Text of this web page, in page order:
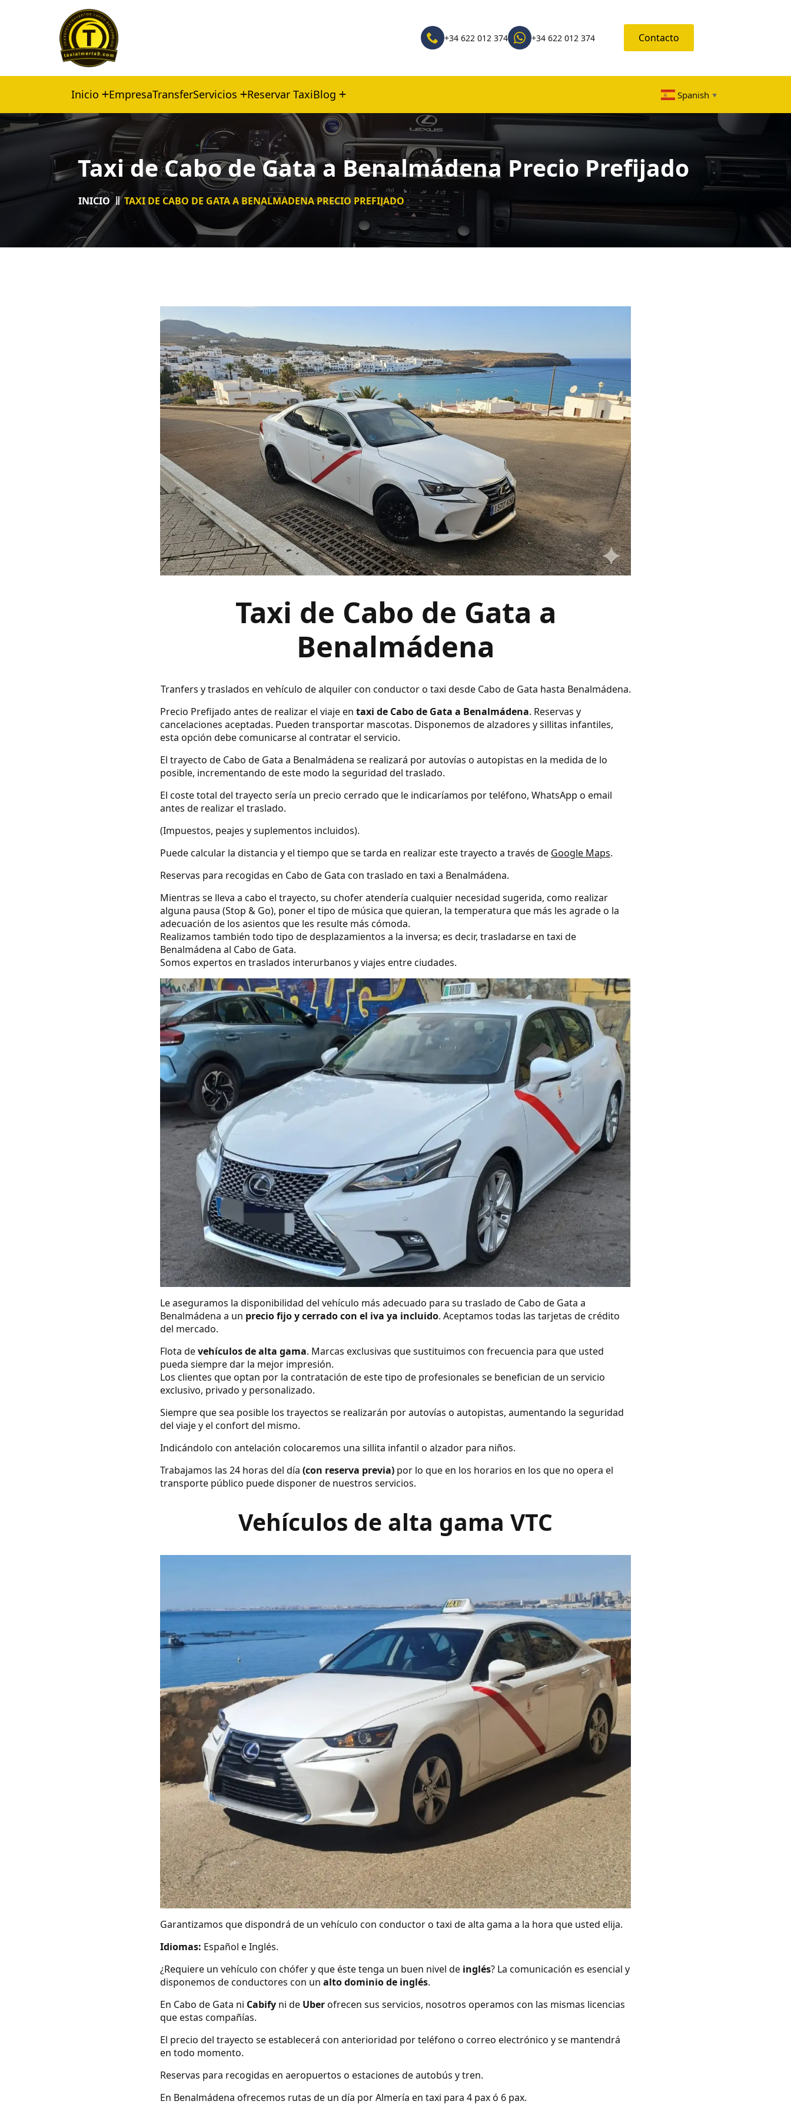
+34 622 012 374 +34 622 012 374 Contacto
Inicio EmpresaTransferServicios Reservar TaxiBlog Spanish ▼
Taxi de Cabo de Gata a Benalmádena Precio Prefijado
INICIO TAXI DE CABO DE GATA A BENALMÁDENA PRECIO PREFIJADO
Taxi de Cabo de Gata a
Benalmádena
Tranfers y traslados en vehículo de alquiler con conductor o taxi desde Cabo de Gata hasta Benalmádena.
Precio Prefijado antes de realizar el viaje en taxi de Cabo de Gata a Benalmádena. Reservas y
cancelaciones aceptadas. Pueden transportar mascotas. Disponemos de alzadores y sillitas infantiles,
esta opción debe comunicarse al contratar el servicio.
El trayecto de Cabo de Gata a Benalmádena se realizará por autovías o autopistas en la medida de lo
posible, incrementando de este modo la seguridad del traslado.
El coste total del trayecto sería un precio cerrado que le indicaríamos por teléfono, WhatsApp o email
antes de realizar el traslado.
(Impuestos, peajes y suplementos incluidos).
Puede calcular la distancia y el tiempo que se tarda en realizar este trayecto a través de Google Maps.
Reservas para recogidas en Cabo de Gata con traslado en taxi a Benalmádena.
Mientras se lleva a cabo el trayecto, su chofer atendería cualquier necesidad sugerida, como realizar
alguna pausa (Stop & Go), poner el tipo de música que quieran, la temperatura que más les agrade o la
adecuación de los asientos que les resulte más cómoda.
Realizamos también todo tipo de desplazamientos a la inversa; es decir, trasladarse en taxi de
Benalmádena al Cabo de Gata.
Somos expertos en traslados interurbanos y viajes entre ciudades.
Le aseguramos la disponibilidad del vehículo más adecuado para su traslado de Cabo de Gata a
Benalmádena a un precio fijo y cerrado con el iva ya incluido. Aceptamos todas las tarjetas de crédito
del mercado.
Flota devehículos de alta gama. Marcas exclusivas que sustituimos con frecuencia para que usted
pueda siempre dar la mejor impresión.
Los clientes que optan por la contratación de este tipo de profesionales se benefician de un servicio
exclusivo, privado y personalizado.
Siempre que sea posible los trayectos se realizarán por autovías o autopistas, aumentando la seguridad
del viaje y el confort del mismo.
Indicándolo con antelación colocaremos una sillita infantil o alzador para niños.
Trabajamos las 24 horas del día (con reserva previa) por lo que en los horarios en los que no opera el
transporte público puede disponer de nuestros servicios.
Vehículos de alta gama VTC
Garantizamos que dispondrá de un vehículo con conductor o taxi de alta gama a la hora que usted elija.
Idiomas: Español e Inglés.
¿Requiere un vehículo con chófer y que éste tenga un buen nivel de inglés? La comunicación es esencial y
disponemos de conductores con un alto dominio de inglés.
En Cabo de Gata ni Cabify ni de Uberofrecen sus servicios, nosotros operamos con las mismas licencias
que estas compañías.
El precio del trayecto se establecerá con anterioridad por teléfono o correo electrónico y se mantendrá
en todo momento.
Reservas para recogidas en aeropuertos o estaciones de autobús y tren.
En Benalmádena ofrecemos rutas de un día por Almería en taxi para 4 pax ó 6 pax.